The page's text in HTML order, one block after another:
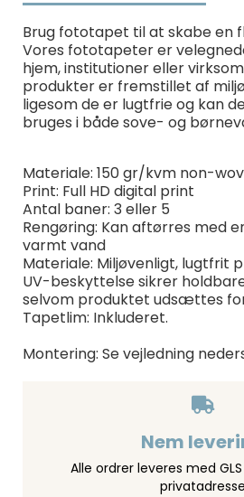
Brug fototapet til at skabe en
Vores fototapeter er
hjem, institutioner eller
produkter er fremstillet af
ligesom de er lugtfrie og kan
bruges i både sove- og
Materiale: 150 gr/kvm non-
Print: Full HD digital print
Antal baner: 3 eller 5
Rengøring: Kan aftørres med
varmt vand
Materiale: Miljøvenligt, lugtfrit
UV-beskyttelse sikrer
selvom produktet udsættes
Tapetlim: Inkluderet.
Montering: Se vejledning
Nem
Alle ordrer leveres med
privatadresse